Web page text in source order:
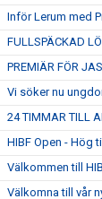
Inför Lerum med
FULLSPÄCKAD
PREMIÄR FÖR JAS
Vi söker nu
24 TIMMAR TILL
HIBF Open - Hög
Välkommen till
Välkomna till vår